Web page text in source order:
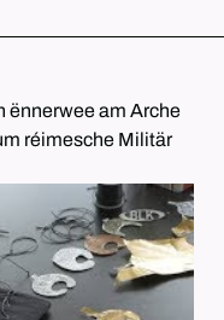
ënnerwee am Arche
réimesche Militär